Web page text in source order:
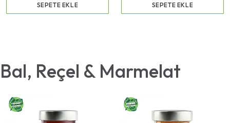
SEPETE EKLE SEPETE EKLE
Bal, Reçel & Marmelat